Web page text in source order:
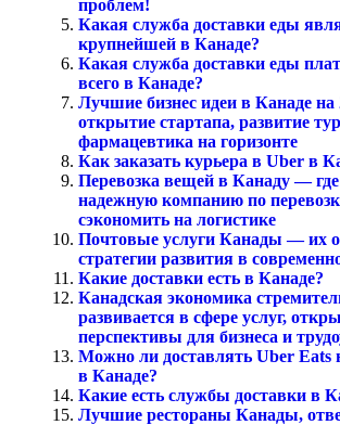
проблем!
Какая служба доставки еды
крупнейшей в Канаде?
Какая служба доставки еды
всего в Канаде?
Лучшие бизнес идеи в Канаде
открытие стартапа, развитие
фармацевтика на горизонте
Как заказать курьера в Uber в
Перевозка вещей в Канаду —
надежную компанию по
сэкономить на логистике
Почтовые услуги Канады — их
стратегии развития в
Какие доставки есть в Канаде?
Канадская экономика
развивается в сфере услуг,
перспективы для бизнеса и
Можно ли доставлять Uber Eats
в Канаде?
Какие есть службы доставки в
Лучшие рестораны Канады,